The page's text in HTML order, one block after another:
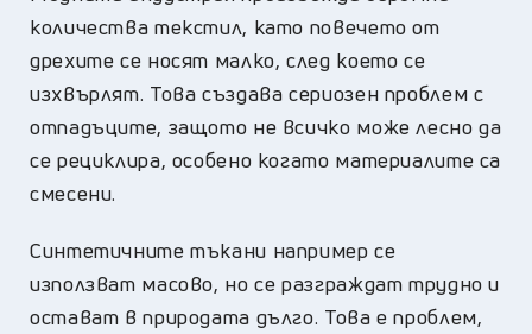
количества текстил, като повечето от
дрехите се носят малко, след което се
изхвърлят. Това създава сериозен проблем с
отпадъците, защото не всичко може лесно да
се рециклира, особено когато материалите са
смесени.
Синтетичните тъкани например се
използват масово, но се разграждат трудно и
остават в природата дълго. Това е проблем,